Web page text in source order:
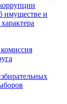
имуществе и